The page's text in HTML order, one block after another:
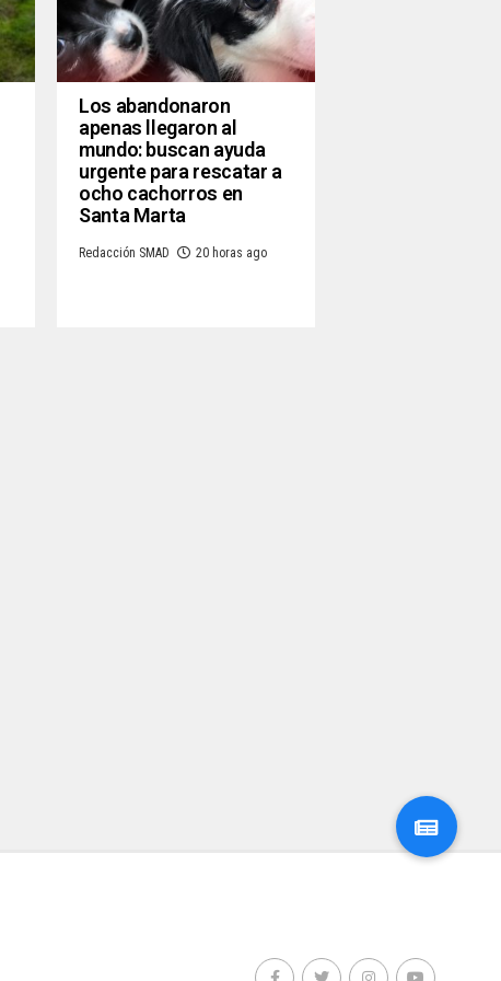
Los abandonaron
apenas llegaron al
mundo: buscan ayuda
urgente para rescatar a
ocho cachorros en
Santa Marta
Redacción SMAD 20 horas ago